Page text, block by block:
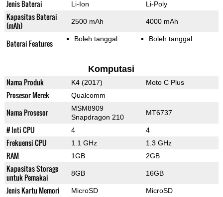
Jenis Baterai Li-Ion Li-Poly
Kapasitas Baterai
(mAh)
2500 mAh 4000 mAh
Baterai Features Boleh tanggal Boleh tanggal
Komputasi
Nama Produk K4 (2017) Moto C Plus
Prosesor Merek Qualcomm
Nama Prosesor
MSM8909
Snapdragon 210
MT6737
# Inti CPU 4 4
Frekuensi CPU 1.1 GHz 1.3 GHz
RAM 1GB 2GB
Kapasitas Storage
untuk Pemakai
8GB 16GB
Jenis Kartu Memori MicroSD MicroSD